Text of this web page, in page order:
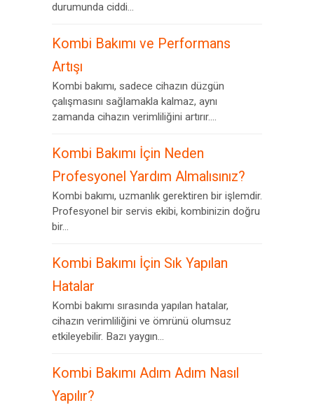
durumunda ciddi...
Kombi Bakımı ve Performans
Artışı
Kombi bakımı, sadece cihazın düzgün
çalışmasını sağlamakla kalmaz, aynı
zamanda cihazın verimliliğini artırır....
Kombi Bakımı İçin Neden
Profesyonel Yardım Almalısınız?
Kombi bakımı, uzmanlık gerektiren bir işlemdir.
Profesyonel bir servis ekibi, kombinizin doğru
bir...
Kombi Bakımı İçin Sık Yapılan
Hatalar
Kombi bakımı sırasında yapılan hatalar,
cihazın verimliliğini ve ömrünü olumsuz
etkileyebilir. Bazı yaygın...
Kombi Bakımı Adım Adım Nasıl
Yapılır?